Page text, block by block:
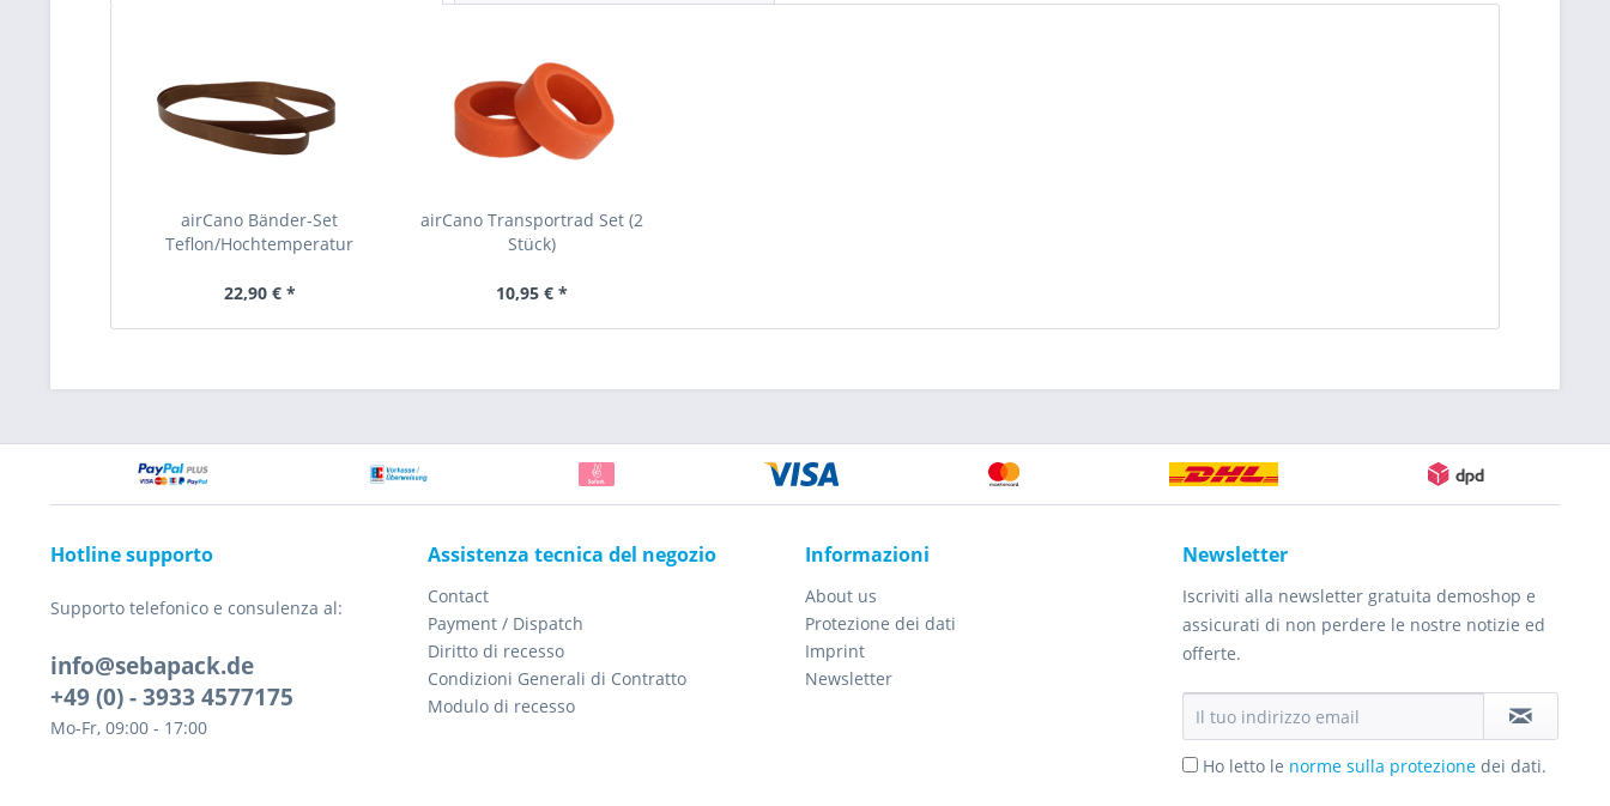
airCano Bänder-Set
Teflon/Hochtemperatur
22,90 € *
airCano Transportrad Set (2
Stück)
10,95 € *
Hotline supporto
Supporto telefonico e consulenza al:
info@sebapack.de
+49 (0) - 3933 4577175
Mo-Fr, 09:00 - 17:00
Assistenza tecnica del negozio
Contact
Payment / Dispatch
Diritto di recesso
Condizioni Generali di Contratto
Modulo di recesso
Informazioni
About us
Protezione dei dati
Imprint
Newsletter
Newsletter
Iscriviti alla newsletter gratuita demoshop e
assicurati di non perdere le nostre notizie ed
offerte.
Ho letto le norme sulla protezione dei dati.